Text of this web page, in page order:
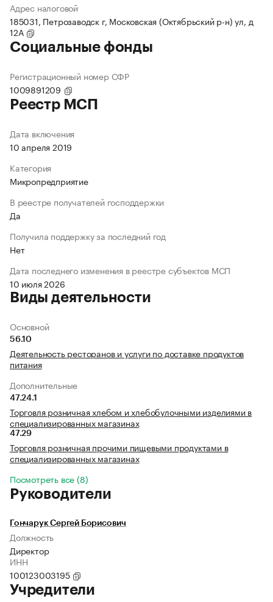
Адрес налоговой
185031, Петрозаводск г, Московская (Октябрьский р-н) ул, д
12А
Социальные фонды
Регистрационный номер СФР
1009891209
Реестр МСП
Дата включения
10 апреля 2019
Категория
Микропредприятие
В реестре получателей господдержки
Да
Получила поддержку за последний год
Нет
Дата последнего изменения в реестре субъектов МСП
10 июля 2026
Виды деятельности
Основной
56.10
Деятельность ресторанов и услуги по доставке продуктов
питания
Дополнительные
47.24.1
Торговля розничная хлебом и хлебобулочными изделиями в
специализированных магазинах
47.29
Торговля розничная прочими пищевыми продуктами в
специализированных магазинах
Посмотреть все (8)
Руководители
Гончарук Сергей Борисович
Должность
Директор
ИНН
100123003195
Учредители